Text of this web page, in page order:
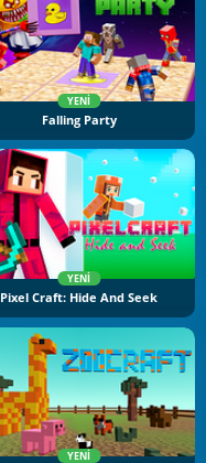
YENI
Falling Party
YENI
Pixel Craft: Hide And Seek
YENI